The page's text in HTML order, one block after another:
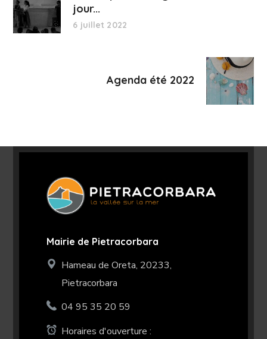
jour...
6 juillet 2022
Agenda été 2022
Mairie de Pietracorbara
Hameau de Oreta, 20233,
Pietracorbara
04 95 35 20 59
Horaires d'ouverture :